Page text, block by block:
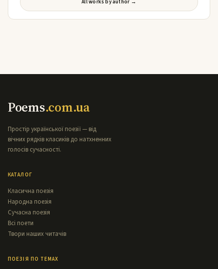
All works by author →
Poems.com.ua
Простір української поезії — від
вічних рядків класиків до натхненних
голосів сучасності.
КАТАЛОГ
Класична поезія
Народна поезія
Сучасна поезія
Всі поети
Твори наших читачів
ПОЕЗІЯ ПО ТЕМАХ